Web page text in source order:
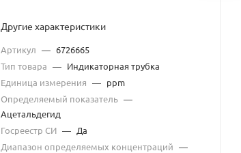
Другие характеристики
Артикул — 6726665
Тип товара — Индикаторная трубка
Единица измерения — ppm
Определяемый показатель —
Ацетальдегид
Госреестр СИ — Да
Диапазон определяемых концентраций —